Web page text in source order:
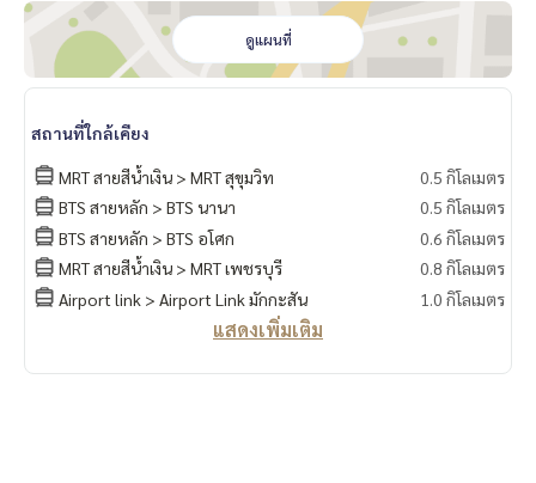
----------------------------------------
You can inbox or dm to ask more information, It’s my pleas
ure to give.
Tel :093-943-4388
What App
LINE ID : @BPP2019
#condo #room #condominium #condoforrent #bkk #ban
gkok #asoke #condoforsale #condoinbkk
#Year
ดูแผนที่
สถานที่ใกล้เคียง
MRT สายสีน้ำเงิน > MRT สุขุมวิท
0.5 กิโลเมตร
BTS สายหลัก > BTS นานา
0.5 กิโลเมตร
BTS สายหลัก > BTS อโศก
0.6 กิโลเมตร
MRT สายสีน้ำเงิน > MRT เพชรบุรี
0.8 กิโลเมตร
Airport link > Airport Link มักกะสัน
1.0 กิโลเมตร
แสดงเพิ่มเติม